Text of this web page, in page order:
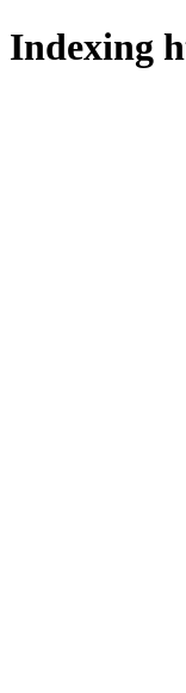
Indexing